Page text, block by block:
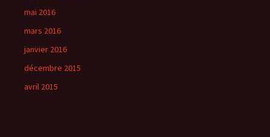
mai 2016
mars 2016
janvier 2016
décembre 2015
avril 2015